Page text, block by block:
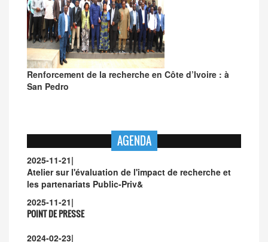
Renforcement de la recherche en Côte d’Ivoire : à
San Pedro
AGENDA
2025-11-21|
Atelier sur l'évaluation de l'impact de recherche et
les partenariats Public-Priv&
2025-11-21|
POINT DE PRESSE
2024-02-23|